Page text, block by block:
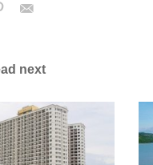
next